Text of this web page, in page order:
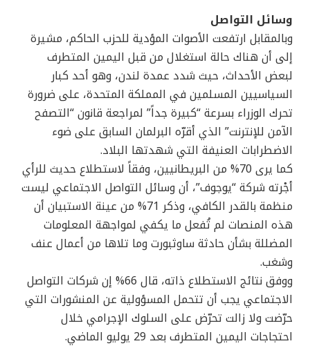
وسائل التواصل
وبالمقابل ارتفعت الأصوات المؤدية للحزب الحاكم، مشيرة
إلى أن هناك حالة استغلال من قبل اليمين المتطرف
لبعض الأحداث، حيث شدد عمدة لندن، وهو أحد كبار
السياسيين المسلمين في المملكة المتحدة، على ضرورة
تحرك الوزراء بسرعة “كبيرة جداً” لمراجعة قانون “التصفح
الآمن للإنترنت” الذي أقرّه البرلمان السابق على ضوء
الاضطرابات العنيفة التي شهدتها البلاد.
كما يرى 70% من البريطانيين، وفقاً لاستطلاع حديث للرأي
أجْرته شركة “يوجوف”، أن وسائل التواصل الاجتماعي ليست
منظمة بالقدر الكافي، وذكر 71% من عينة الاستبيان أن
هذه المنصات لم تُفعل ما يكفي لمواجهة المعلومات
المضللة بشأن حادثة ساوثبورت وما تلاها من أعمال عنف
وشغب.
ووفق نتائج الاستطلاع ذاته، قال 66% إن شركات التواصل
الاجتماعي يجب أن تتحمل المسؤولية عن المنشورات التي
حرّضت ولا زالت تحرّض على السلوك الإجرامي خلال
احتجاجات اليمين المتطرف بعد 29 يوليو الماضي.